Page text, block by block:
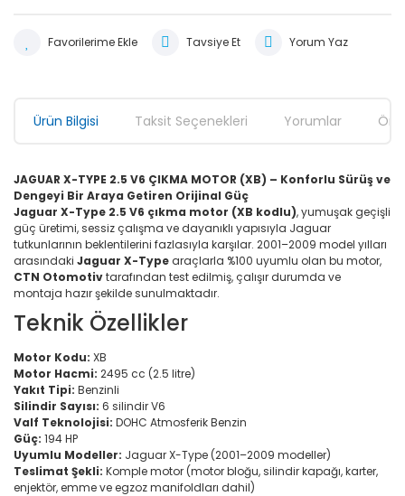
Tavsiye Et Yorum Yaz
Ürün Bilgisi Taksit Seçenekleri Yorumlar
JAGUAR X-TYPE 2.5 V6 ÇIKMA MOTOR (XB) – Konforlu Sürüş ve
Dengeyi Bir Araya Getiren Orijinal Güç
Jaguar X-Type 2.5 V6 çıkma motor (XB kodlu), yumuşak geçişli
güç üretimi, sessiz çalışma ve dayanıklı yapısıyla Jaguar
tutkunlarının beklentilerini fazlasıyla karşılar. 2001–2009 model yılları
arasındaki Jaguar X-Typearaçlarla %100 uyumlu olan bu motor,
CTN Otomotivtarafından test edilmiş, çalışır durumda ve
montaja hazır şekilde sunulmaktadır.
Teknik Özellikler
Motor Kodu: XB
Motor Hacmi: 2495 cc (2.5 litre)
Yakıt Tipi: Benzinli
Silindir Sayısı: 6 silindir V6
Valf Teknolojisi: DOHC Atmosferik Benzin
Güç: 194 HP
Uyumlu Modeller: Jaguar X-Type (2001–2009 modeller)
Teslimat Şekli: Komple motor (motor bloğu, silindir kapağı, karter,
enjektör, emme ve egzoz manifoldları dahil)